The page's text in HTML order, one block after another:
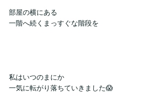
部屋の横にある
一階へ続くまっすぐな階段を
私はいつのまにか
一気に転がり落ちていきました😱